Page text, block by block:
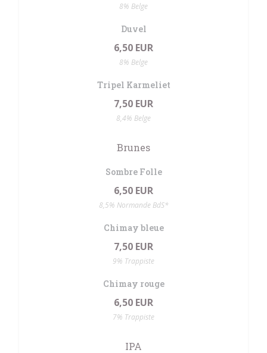
8% Belge
Duvel
6,50 EUR
8% Belge
Tripel Karmeliet
7,50 EUR
8,4% Belge
Brunes
Sombre Folle
6,50 EUR
8,5% Normande BdS*
Chimay bleue
7,50 EUR
9% Trappiste
Chimay rouge
6,50 EUR
7% Trappiste
IPA